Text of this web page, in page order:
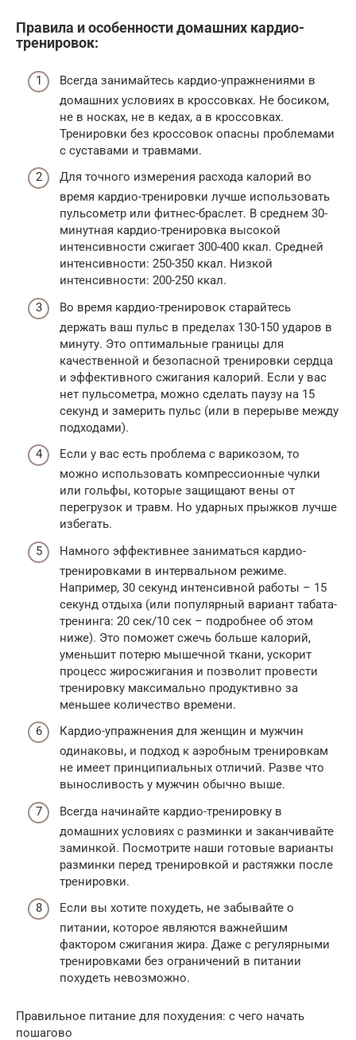
Правила и особенности домашних кардио-
тренировок:
Всегда занимайтесь кардио-упражнениями в
домашних условиях в кроссовках. Не босиком,
не в носках, не в кедах, а в кроссовках.
Тренировки без кроссовок опасны проблемами
с суставами и травмами.
Для точного измерения расхода калорий во
время кардио-тренировки лучше использовать
пульсометр или фитнес-браслет. В среднем 30-
минутная кардио-тренировка высокой
интенсивности сжигает 300-400 ккал. Средней
интенсивности: 250-350 ккал. Низкой
интенсивности: 200-250 ккал.
Во время кардио-тренировок старайтесь
держать ваш пульс в пределах 130-150 ударов в
минуту. Это оптимальные границы для
качественной и безопасной тренировки сердца
и эффективного сжигания калорий. Если у вас
нет пульсометра, можно сделать паузу на 15
секунд и замерить пульс (или в перерыве между
подходами).
Если у вас есть проблема с варикозом, то
можно использовать компрессионные чулки
или гольфы, которые защищают вены от
перегрузок и травм. Но ударных прыжков лучше
избегать.
Намного эффективнее заниматься кардио-
тренировками в интервальном режиме.
Например, 30 секунд интенсивной работы – 15
секунд отдыха (или популярный вариант табата-
тренинга: 20 сек/10 сек – подробнее об этом
ниже). Это поможет сжечь больше калорий,
уменьшит потерю мышечной ткани, ускорит
процесс жиросжигания и позволит провести
тренировку максимально продуктивно за
меньшее количество времени.
Кардио-упражнения для женщин и мужчин
одинаковы, и подход к аэробным тренировкам
не имеет принципиальных отличий. Разве что
выносливость у мужчин обычно выше.
Всегда начинайте кардио-тренировку в
домашних условиях с разминки и заканчивайте
заминкой. Посмотрите наши готовые варианты
разминки перед тренировкой и растяжки после
тренировки.
Если вы хотите похудеть, не забывайте о
питании, которое являются важнейшим
фактором сжигания жира. Даже с регулярными
тренировками без ограничений в питании
похудеть невозможно.
Правильное питание для похудения: с чего начать
пошагово